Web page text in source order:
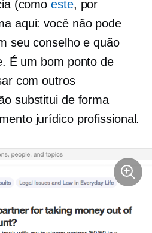
(comoeste, por
aqui: você não pode
seu conselho e quão
É um bom ponto de
com outros
substitui de forma
jurídico profissional.